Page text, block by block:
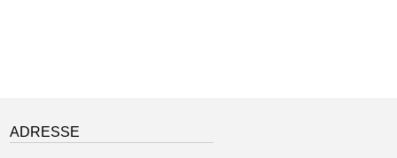
ADRESSE